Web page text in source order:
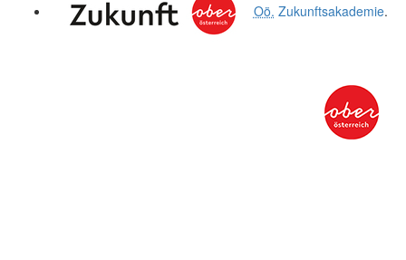
Oö. Zukunftsakademie.